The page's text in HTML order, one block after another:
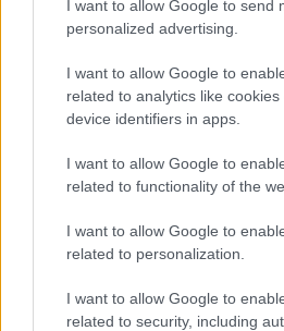
I want to allow Google to send
personalized advertising.
I want to allow Google to
related to analytics like
device identifiers in apps.
I want to allow Google to
related to functionality of the
I want to allow Google to
related to personalization.
I want to allow Google to
related to security, including
#ANDREA GIAMBRUNO
Vignetta del 04/08/